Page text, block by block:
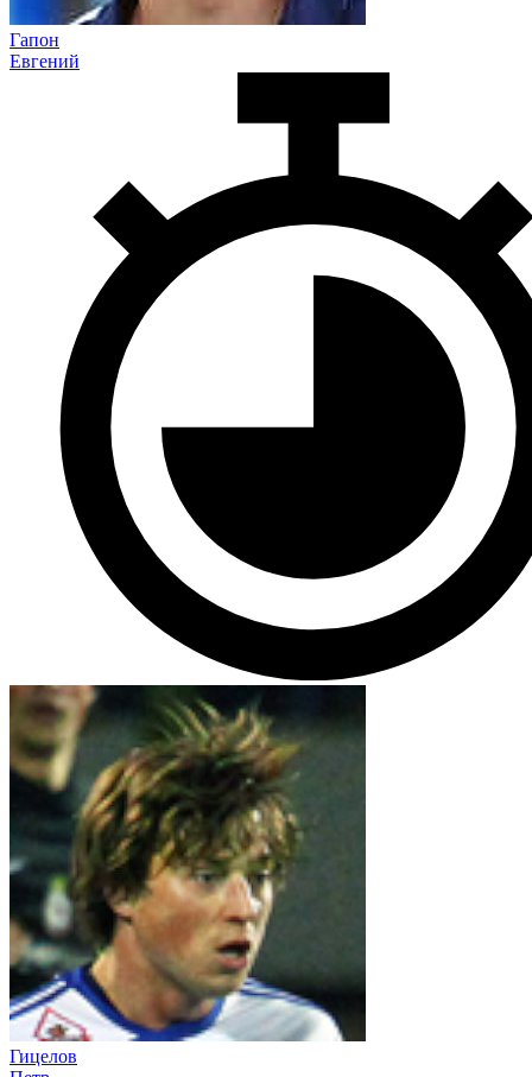
Гапон
Евгений
Гицелов